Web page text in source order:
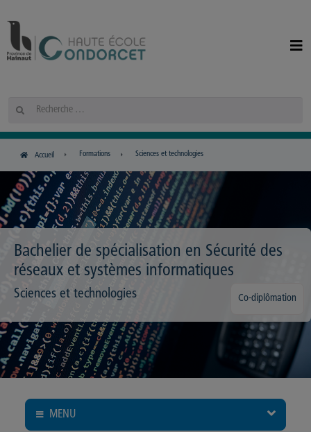
Rechercher
Accueil Formations Sciences et technologies
Bachelier de spécialisation en Sécurité des
réseaux et systèmes informatiques
Sciences et technologies Co-diplômation
MENU